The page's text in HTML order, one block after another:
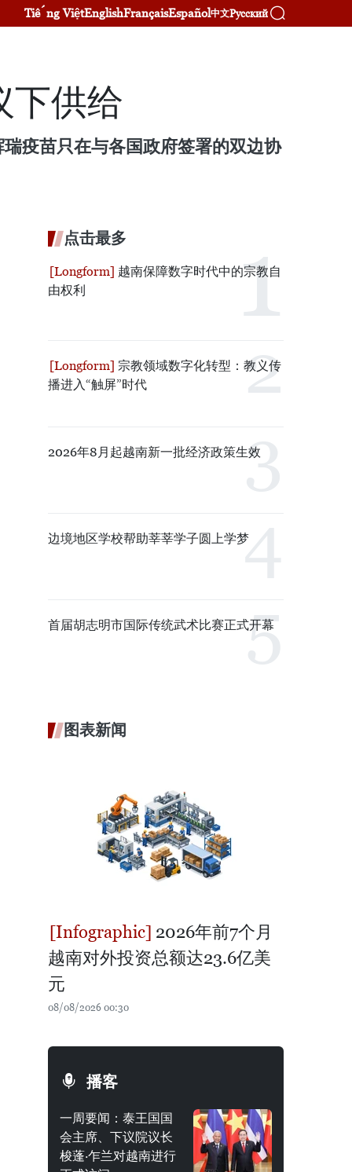
Tiếng ViệtEnglishFrançaisEspañol中文Русский
下供给
疫苗只在与各国政府签署的双边协
点击最多
越南保障数字时代中的宗教自
由权利
宗教领域数字化转型：教义传
播进入“触屏”时代
2026年8月起越南新一批经济政策生效
边境地区学校帮助莘莘学子圆上学梦
首届胡志明市国际传统武术比赛正式开幕
图表新闻
2026年前7个月
越南对外投资总额达23.6亿美
元
08/08/2026 00:30
播客
一周要闻：泰王国国
会主席、下议院议长
梭蓬·乍兰对越南进行